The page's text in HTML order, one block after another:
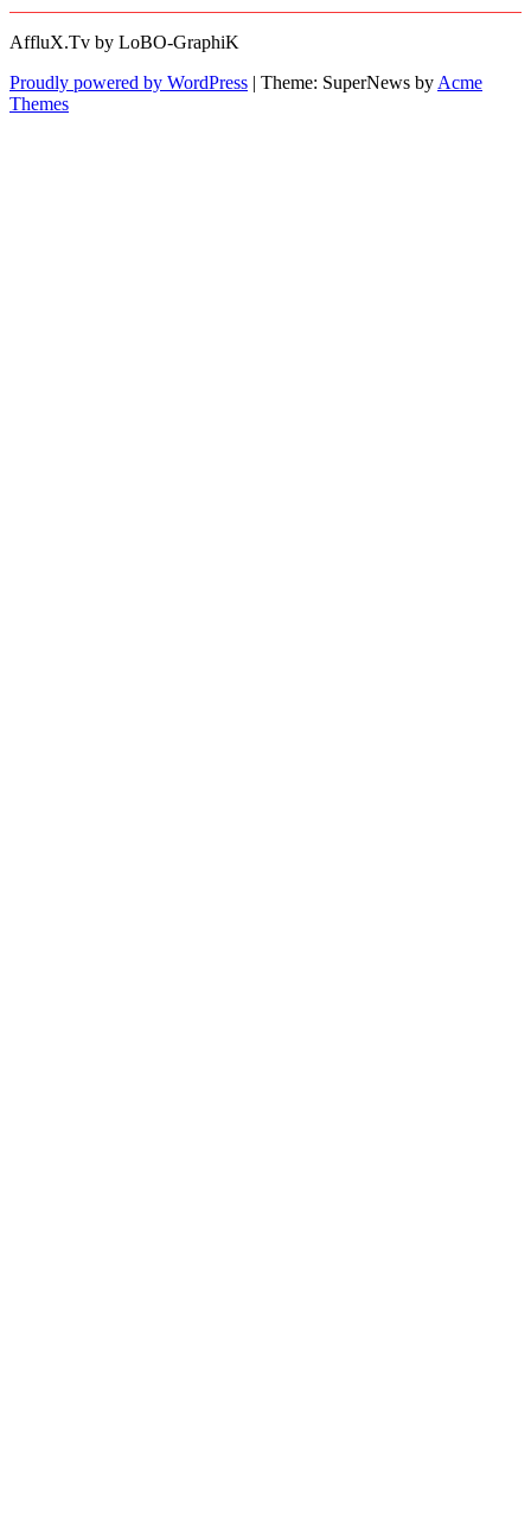
AffluX.Tv by LoBO-GraphiK
Proudly powered by WordPress | Theme: SuperNews by Acme
Themes